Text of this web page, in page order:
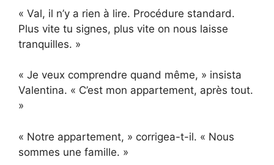
« Val, il n’y a rien à lire. Procédure standard.
Plus vite tu signes, plus vite on nous laisse
tranquilles. »
« Je veux comprendre quand même, » insista
Valentina. « C’est mon appartement, après tout.
»
« Notre appartement, » corrigea-t-il. « Nous
sommes une famille. »